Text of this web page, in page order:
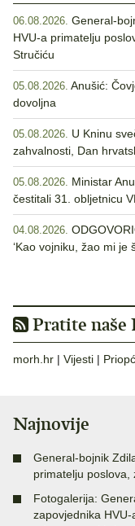
06.08.2026. General-
HVU-a primatelju
Stručiću
05.08.2026. Anušić:
dovoljna
05.08.2026. U Kninu
zahvalnosti, Dan
05.08.2026. Ministar
čestitali 31. obljetnicu
04.08.2026.
‘Kao vojniku, žao mi je
Pratite naše
morh.hr | Vijesti |
Najnovije
General-bojnik
primatelju poslova,
Fotogalerija:
zapovjednika